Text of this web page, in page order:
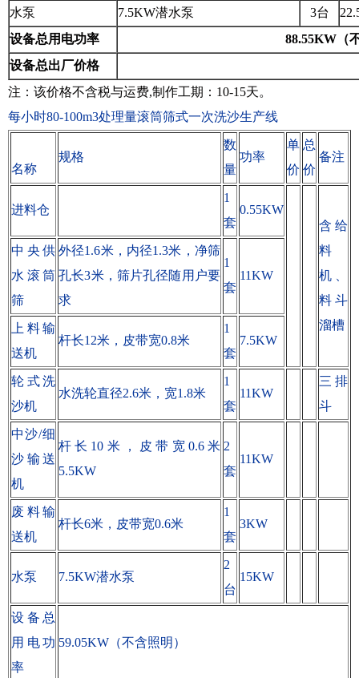
水泵
7.5KW潜水泵 3台
设备总用电功率
88.55KW （
设备总出厂价格
注：该价格不含税与运费,制作工期：10-15天。
每小时80-100m3处理量滚筒筛式一次洗沙生产线
名称
规格
数
量
功率
单
价
总
价
备注
进料仓
1
套
0.55KW
含给
料
机、
料斗
溜槽
中央供
水滚筒
筛
外径1.6米，内径1.3米，净筛
孔长3米，筛片孔径随用户要
求
1
套
11KW
上料输
送机
杆长12米，皮带宽0.8米
1
套
7.5KW
轮式洗
沙机
水洗轮直径2.6米，宽1.8米
1
套
11KW
三排
斗
中沙/细
沙输送
机
杆长10米，皮带宽0.6米
5.5KW
2
套
11KW
废料输
送机
杆长6米，皮带宽0.6米
1
套
3KW
水泵 7.5KW潜水泵
2
台
15KW
设备总
用电功
率
59.05KW（不含照明）